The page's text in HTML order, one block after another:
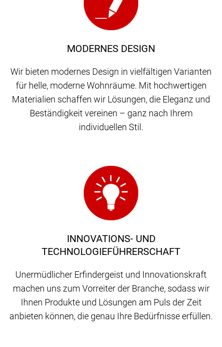
MODERNES DESIGN
Wir bieten modernes Design in vielfältigen Varianten
für helle, moderne Wohnräume. Mit hochwertigen
Materialien schaffen wir Lösungen, die Eleganz und
Beständigkeit vereinen – ganz nach Ihrem
individuellen Stil.
INNOVATIONS- UND
TECHNOLOGIEFÜHRERSCHAFT
Unermüdlicher Erfindergeist und Innovationskraft
machen uns zum Vorreiter der Branche, sodass wir
Ihnen Produkte und Lösungen am Puls der Zeit
anbieten können, die genau Ihre Bedürfnisse erfüllen.